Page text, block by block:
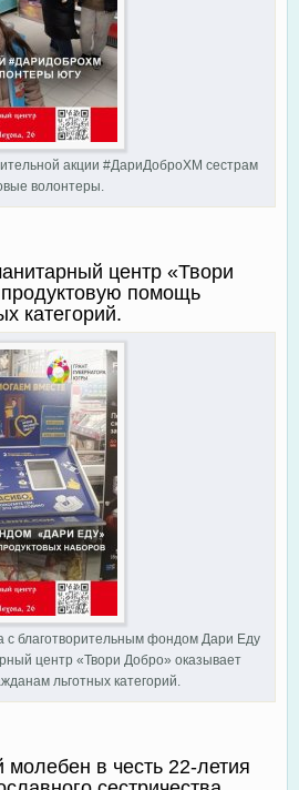
акции #ДариДоброХМ сестрам
волонтеры.
центр «Твори
помощь
категорий.
с благотворительным фондом Дари Еду
центр «Твори Добро» оказывает
льготных категорий.
в честь 22-летия